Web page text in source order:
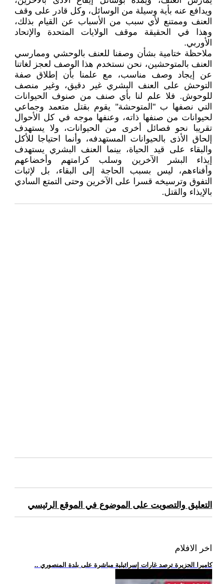
ويدافع عنه بأية وسيلة من الوسائل، وكل قادر على وقف
العنف وممتنع لأي سبب من الأسباب عن القيام بذلك،
وهذا في الحقيقة موقف الولايات المتحدة والإتحاد
الأوربي.
ملاحظة ختامية بشأن وصفنا للعنف بالوحشي وممارسي
العنف بالمتوحشين، نحن نستخدم هذا الوصف لعجز لغاتنا
عن إيجاد وصف مناسب، مع علمنا بأن إطلاق صفة
التوحش على العنف البشري غير دقيق، وغير منصف
للوحوش. فلا علم لنا بأي صنف من صنوف الحيوانات
التي نصفها ب "المتوحشة" يقوم بقتل متعمد وجماعي
لحيوانات من صنفها ذاته، وعنفها موجه في كل الأحوال
تقريبا نحو فصائل أخرى من الحيوانات، ولا يستهدف
إلحاق الأذى بالحيوانات المستهدفه، وأنما احتياجا للأكل
والبقاء على قيد الحياة، بينما العنف البشري يستهدف
إيذاء البشر الآخرين وسلب كرامتهم وأخضاعهم
وأفناءهم، ليس بسبب الحاجة إلى البقاء، بل لإثبات
التفوق وترسيخه قسرا على الآخرين وحتى التمتع السادي
بالإيذاء والقتل.
التعليق والتصويت على الموضوع في الموقع الرئيسي
اخر الافلام
.. كاميرا الجزيرة ترصد غارات إسرائيلية مباشرة على بلدة المنصوري